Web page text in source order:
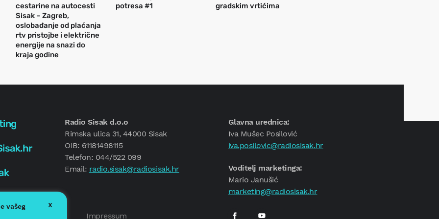
cestarine na autocesti
Sisak – Zagreb,
oslobađanje od plaćanja
rtv pristojbe i električne
energije na snazi do
kraja godine
potresa #1
gradskim vrtićima
Radio Sisak d.o.o
Rimska ulica 31, 44000 Sisak
OIB: 61181498115
Telefon: 044/522 099
Email: radio.sisak@radiosisak.hr
Glavna urednica:
Iva Mušec Posilović
iva.posilovic@radiosisak.hr
Voditelj marketinga:
Mario Janušić
marketing@radiosisak.hr
Impressum
vašeg
X